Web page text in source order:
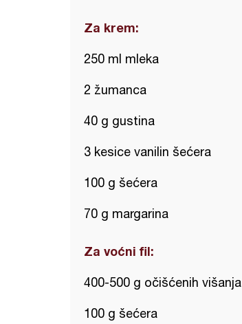
Za krem:
250 ml mleka
2 žumanca
40 g gustina
3 kesice vanilin šećera
100 g šećera
70 g margarina
Za voćni fil:
400-500 g očišćenih višanja
100 g šećera